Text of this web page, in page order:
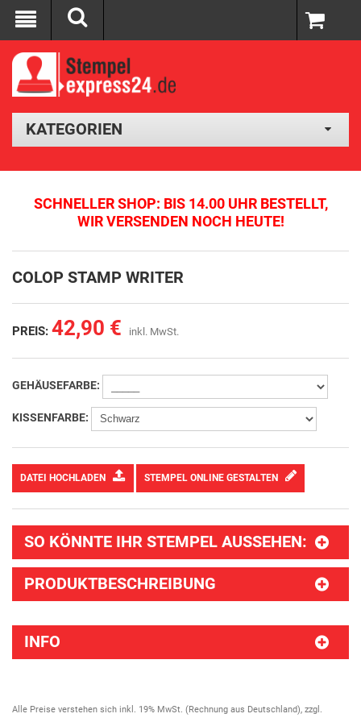
KATEGORIEN
SCHNELLER SHOP: BIS 14.00 UHR BESTELLT,
WIR VERSENDEN NOCH HEUTE!
COLOP STAMP WRITER
PREIS: 42,90 € inkl. MwSt.
GEHÄUSEFARBE:
KISSENFARBE:
DATEI HOCHLADEN STEMPEL ONLINE GESTALTEN
SO KÖNNTE IHR STEMPEL AUSSEHEN:
PRODUKTBESCHREIBUNG
INFO
Alle Preise verstehen sich inkl. 19% MwSt. (Rechnung aus Deutschland), zzgl.